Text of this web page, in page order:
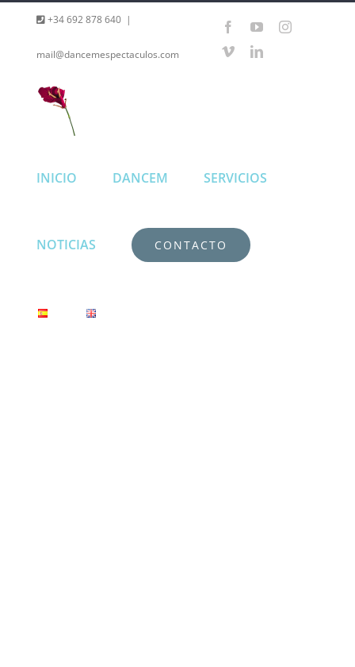
contenido
+34 692 878 640 |
mail@dancemespectaculos.com
FacebookYouTubeInstagram
VimeoLinkedIn
INICIO DANCEM SERVICIOS
NOTICIAS CONTACTO